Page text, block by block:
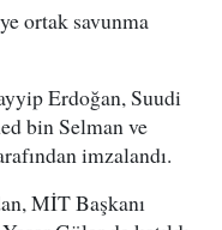
ortak savunma
Erdoğan, Suudi
bin Selman ve
imzalandı.
MİT Başkanı